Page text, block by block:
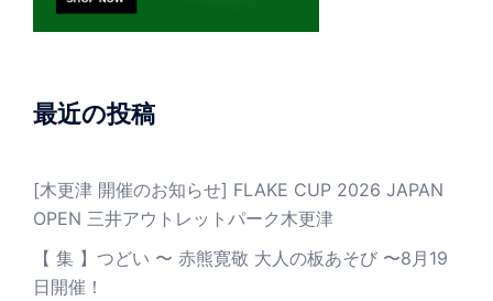
最近の投稿
[木更津 開催のお知らせ] FLAKE CUP 2026 JAPAN
OPEN 三井アウトレットパーク木更津
【 集 】つどい 〜 赤熊寛敬 大人の板あそび 〜8月19
日開催！